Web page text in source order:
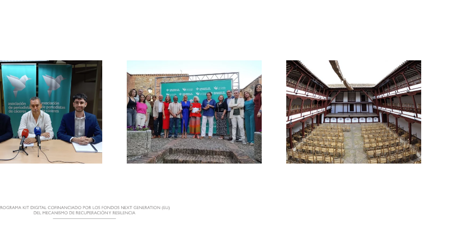
La Asociación de
Periodistas de
Cáceres reivindica
el valor del
periodismo local en
la entrega de sus III
Premios de
Los periodistas de la
FAPE accederán
gratis al Corral de
Comedias de
Almagro
La Asociación de
Periodistas de
Cáceres lamenta el
fallecimiento de
Enrique Baltar,
referente del
periodismo